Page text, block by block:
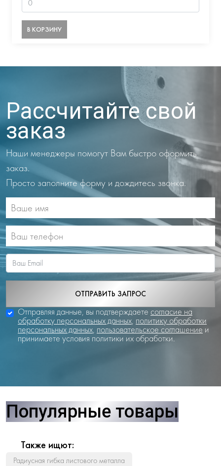
В КОРЗИНУ
Рассчитайте свой
заказ
Наши менеджеры помогут Вам быстро оформить
заказ.
Просто заполните форму и дождитесь звонка.
ОТПРАВИТЬ ЗАПРОС
Отправляя данные, вы подтверждаете согласие на
обработку персональных данных, политику обработки
персональных данных, пользовательское соглашение и
принимаете условия политики их обработки.
Популярные товары
Также ищют:
Радиусная гибка листового металла